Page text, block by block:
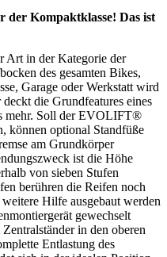
der Kompaktklasse! Das ist
Art in der Kategorie der
des gesamten Bikes,
Garage oder Werkstatt wird
die Grundfeatures eines
mehr. Soll der EVOLIFT®
können optional Standfüße
am Grundkörper
ist die Höhe
von sieben Stufen
berühren die Reifen noch
Hilfe ausgebaut werden
gewechselt
in den oberen
Entlastung des